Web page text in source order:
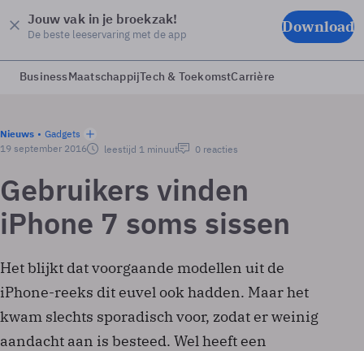
Jouw vak in je broekzak!
De beste leeservaring met de app Download
BusinessMaatschappijTech & ToekomstCarrière
Nieuws
Gadgets
19 september 2016
leestijd 1 minuut 0 reacties
Gebruikers vinden
iPhone 7 soms sissen
Het blijkt dat voorgaande modellen uit de
iPhone-reeks dit euvel ook hadden. Maar het
kwam slechts sporadisch voor, zodat er weinig
aandacht aan is besteed. Wel heeft een